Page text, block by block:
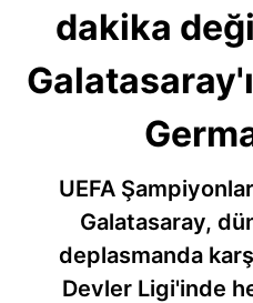
dakika
UEFA
Galatasaray,
deplasmanda
Devler Ligi'inde